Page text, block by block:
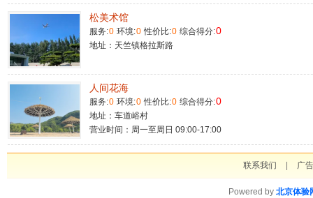
松美术馆
服务:0 环境:0 性价比:0 综合得分:0
地址：天竺镇格拉斯路
人间花海
服务:0 环境:0 性价比:0 综合得分:0
地址：车道峪村
营业时间：周一至周日 09:00-17:00
联系我们 广
Powered by 北京体验